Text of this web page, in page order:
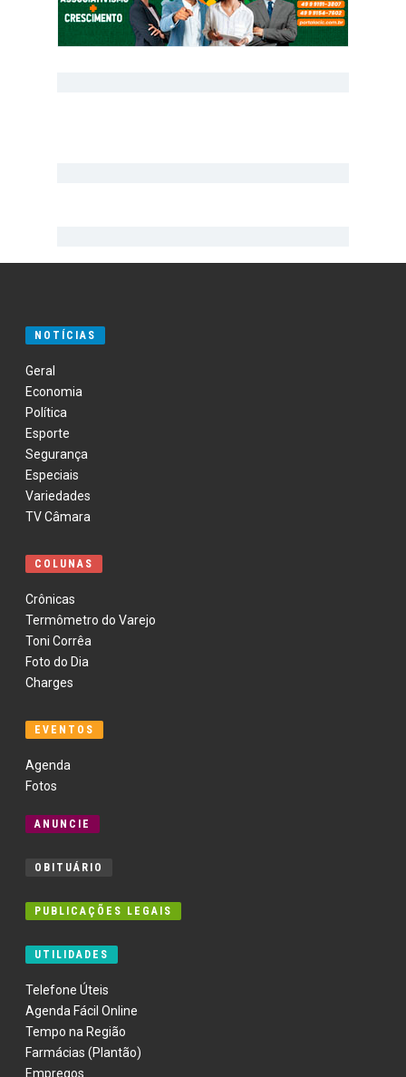
NOTÍCIAS
Geral
Economia
Política
Esporte
Segurança
Especiais
Variedades
TV Câmara
COLUNAS
Crônicas
Termômetro do Varejo
Toni Corrêa
Foto do Dia
Charges
EVENTOS
Agenda
Fotos
ANUNCIE
OBITUÁRIO
PUBLICAÇÕES LEGAIS
UTILIDADES
Telefone Úteis
Agenda Fácil Online
Tempo na Região
Farmácias (Plantão)
Empregos